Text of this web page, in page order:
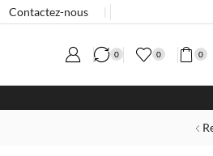
Contactez-nous
0 0 0